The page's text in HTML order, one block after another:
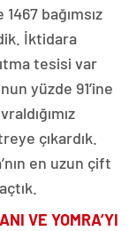
bağımsız
İktidara
tesisi var
yüzde 91’ine
çıkardık.
en uzun çift
VE YOMRA’YI